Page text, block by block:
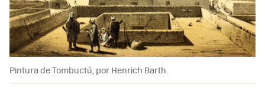
Pintura de Tombuctú, por Henrich Barth.